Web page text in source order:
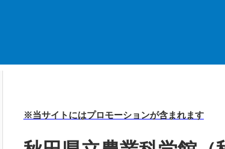
※当サイトにはプロモーションが含まれます